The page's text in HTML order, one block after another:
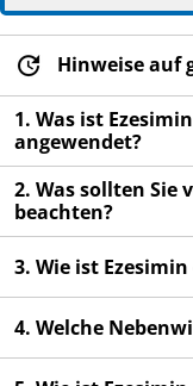
Wenn Sie
verschrieben.
Es kann
diese die
Wenn Sie
sich an Ihren
für
4.
Hinweise auf
1. Was ist
angewendet?
2. Was sollten Sie
beachten?
3. Wie ist
4. Welche